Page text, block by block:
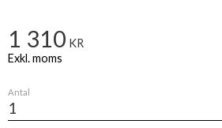
1 310 KR
Antal